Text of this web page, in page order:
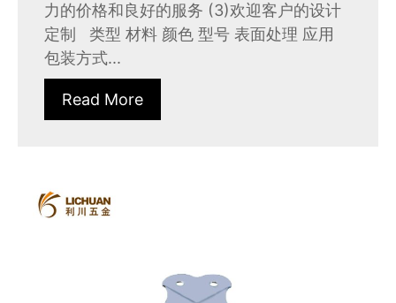
力的价格和良好的服务 (3)欢迎客户的设计
定制 类型 材料 颜色 型号 表面处理 应用
包装方式...
Read More